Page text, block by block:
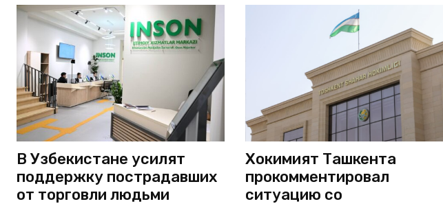
В Узбекистане усилят
поддержку пострадавших
от торговли людьми
Хокимият Ташкента
прокомментировал
ситуацию со